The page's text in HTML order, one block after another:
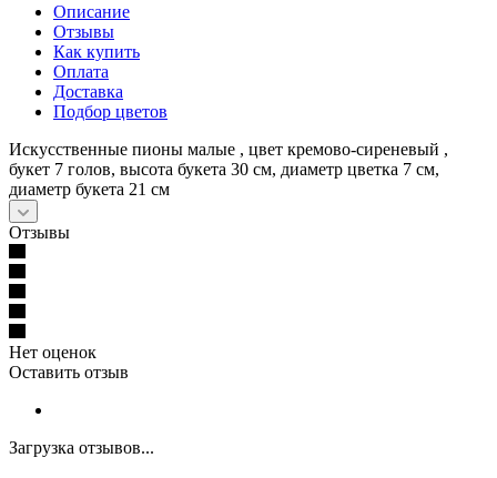
Описание
Отзывы
Как купить
Оплата
Доставка
Подбор цветов
Искусственные пионы малые , цвет кремово-сиреневый ,
букет 7 голов, высота букета 30 см, диаметр цветка 7 см,
диаметр букета 21 см
Отзывы
Нет оценок
Оставить отзыв
Загрузка отзывов...